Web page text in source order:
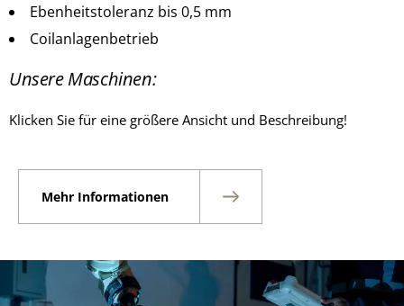
Ebenheitstoleranz bis 0,5 mm
Coilanlagenbetrieb
Unsere Maschinen:
Klicken Sie für eine größere Ansicht und Beschreibung!
Mehr Informationen